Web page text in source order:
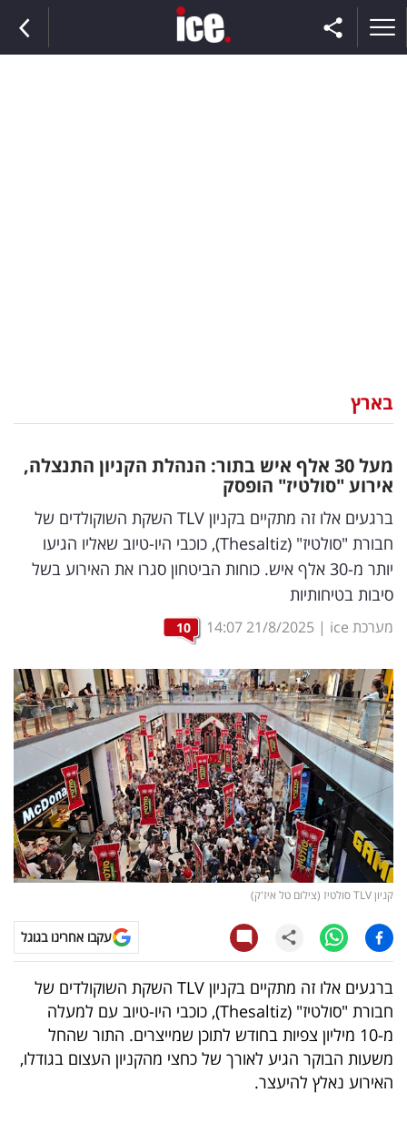
וצרכנות
דיגיטל
וטק
שיווק
ופרסום
משפט
מדדים
ומחקרים
דעות
רכילות
עסקית
קריפטו
ויראלי
טלוויזיה
עסקי
ספורט
קריירה
ולימודים
בארץ
מעל 30 אלף איש בתור: הנהלת הקניון התנצלה,
אירוע "סולטיז" הופסק
ברגעים אלו זה מתקיים בקניון TLV השקת השוקולדים של
חבורת "סולטיז" (Thesaltiz), כוכבי היו-טיוב שאליו הגיעו
יותר מ-30 אלף איש. כוחות הביטחון סגרו את האירוע בשל
סיבות בטיחותיות
מערכת ice |
21/8/2025
14:07
10
קניון TLV סולטיז (צילום טל איז'ק)
עקבו אחרינו בגוגל
ברגעים אלו זה מתקיים בקניון TLV השקת השוקולדים של
חבורת "סולטיז" (Thesaltiz), כוכבי היו-טיוב עם למעלה
מ-10 מיליון צפיות בחודש לתוכן שמייצרים. התור שהחל
משעות הבוקר הגיע לאורך של כחצי מהקניון העצום בגודלו,
האירוע נאלץ להיעצר.